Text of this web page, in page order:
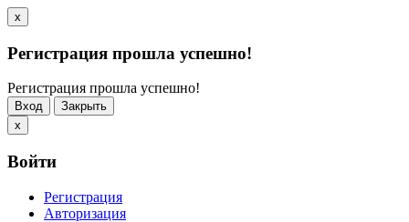
x
Регистрация прошла успешно!
Регистрация прошла успешно!
Вход
Закрыть
x
Войти
Регистрация
Авторизация